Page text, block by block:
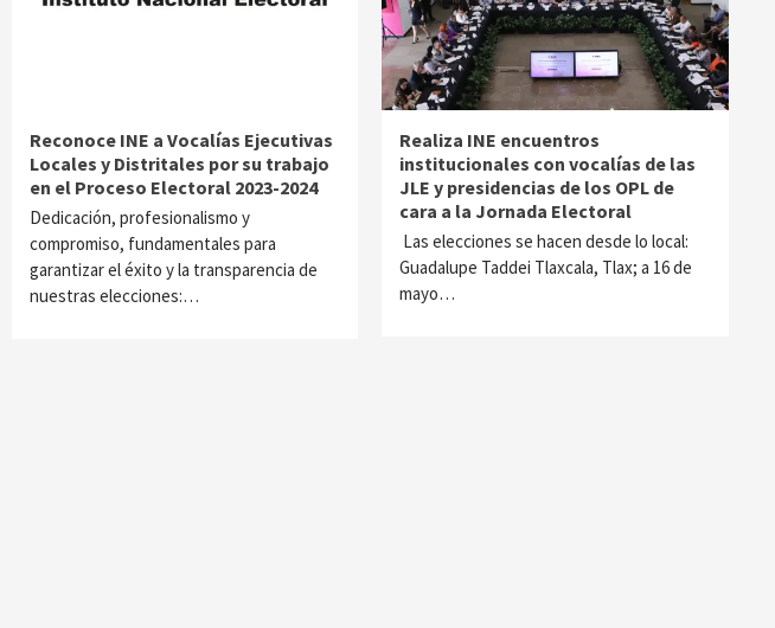
Reconoce INE a Vocalías Ejecutivas
Locales y Distritales por su trabajo
en el Proceso Electoral 2023-2024
Dedicación, profesionalismo y
compromiso, fundamentales para
garantizar el éxito y la transparencia de
nuestras elecciones:…
Realiza INE encuentros
institucionales con vocalías de las
JLE y presidencias de los OPL de
cara a la Jornada Electoral
Las elecciones se hacen desde lo local:
Guadalupe Taddei Tlaxcala, Tlax; a 16 de
mayo…